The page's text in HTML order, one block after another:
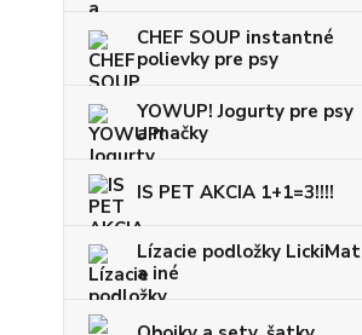
CHEF SOUP instantné
polievky pre psy
YOWUP! Jogurty pre psy
a mačky
IS PET AKCIA 1+1=3!!!!
Lízacie podložky LickiMat
a iné